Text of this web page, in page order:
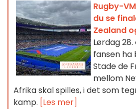
Rugby-
du se
Zealand
Lørdag
fansen
Stade de
mellom
Afrika skal spilles, i det som
kamp. [Les mer]